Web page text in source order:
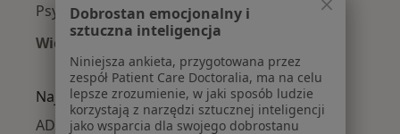
Psycholodzy w Międzyrzecu Podlaskim
Więcej (10)
Więcej w kategorii: W pobliżu
Najczęście leczone choroby
ADHD w
Dobrostan emocjonalny i
sztuczna inteligencja
Niniejsza ankieta, przygotowana przez
zespół Patient Care Doctoralia, ma na celu
lepsze zrozumienie, w jaki sposób ludzie
korzystają z narzędzi sztucznej inteligencji
jako wsparcia dla swojego dobrostanu